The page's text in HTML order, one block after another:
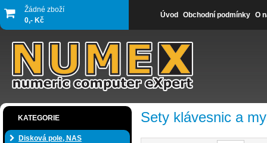
Žádné zboží
0,- Kč
Úvod Obchodní podmínky O
KATEGORIE
Disková pole, NAS
Sety klávesnic a